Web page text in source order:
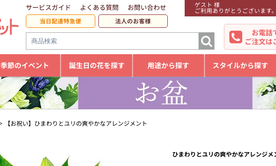
ゲスト 様
ご利用ありがとうございます
サービスガイド よくある質問 お問い合わせ
当日配達特急便 法人のお客様
お電話
ご注文は
季節のイベント 誕生日の花を探す 用途から探す スタイルから探す
【お祝い】ひまわりとユリの爽やかなアレンジメント
ひまわりとユリの爽やかなアレンジメ